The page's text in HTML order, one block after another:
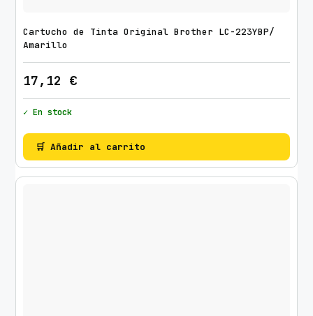
Cartucho de Tinta Original Brother LC-223YBP/
Amarillo
17,12 €
✓ En stock
🛒 Añadir al carrito